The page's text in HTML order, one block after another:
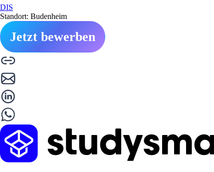
DIS
Standort: Budenheim
Jetzt bewerben